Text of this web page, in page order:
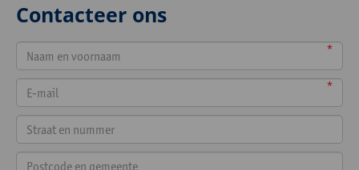
Contacteer ons
*
*